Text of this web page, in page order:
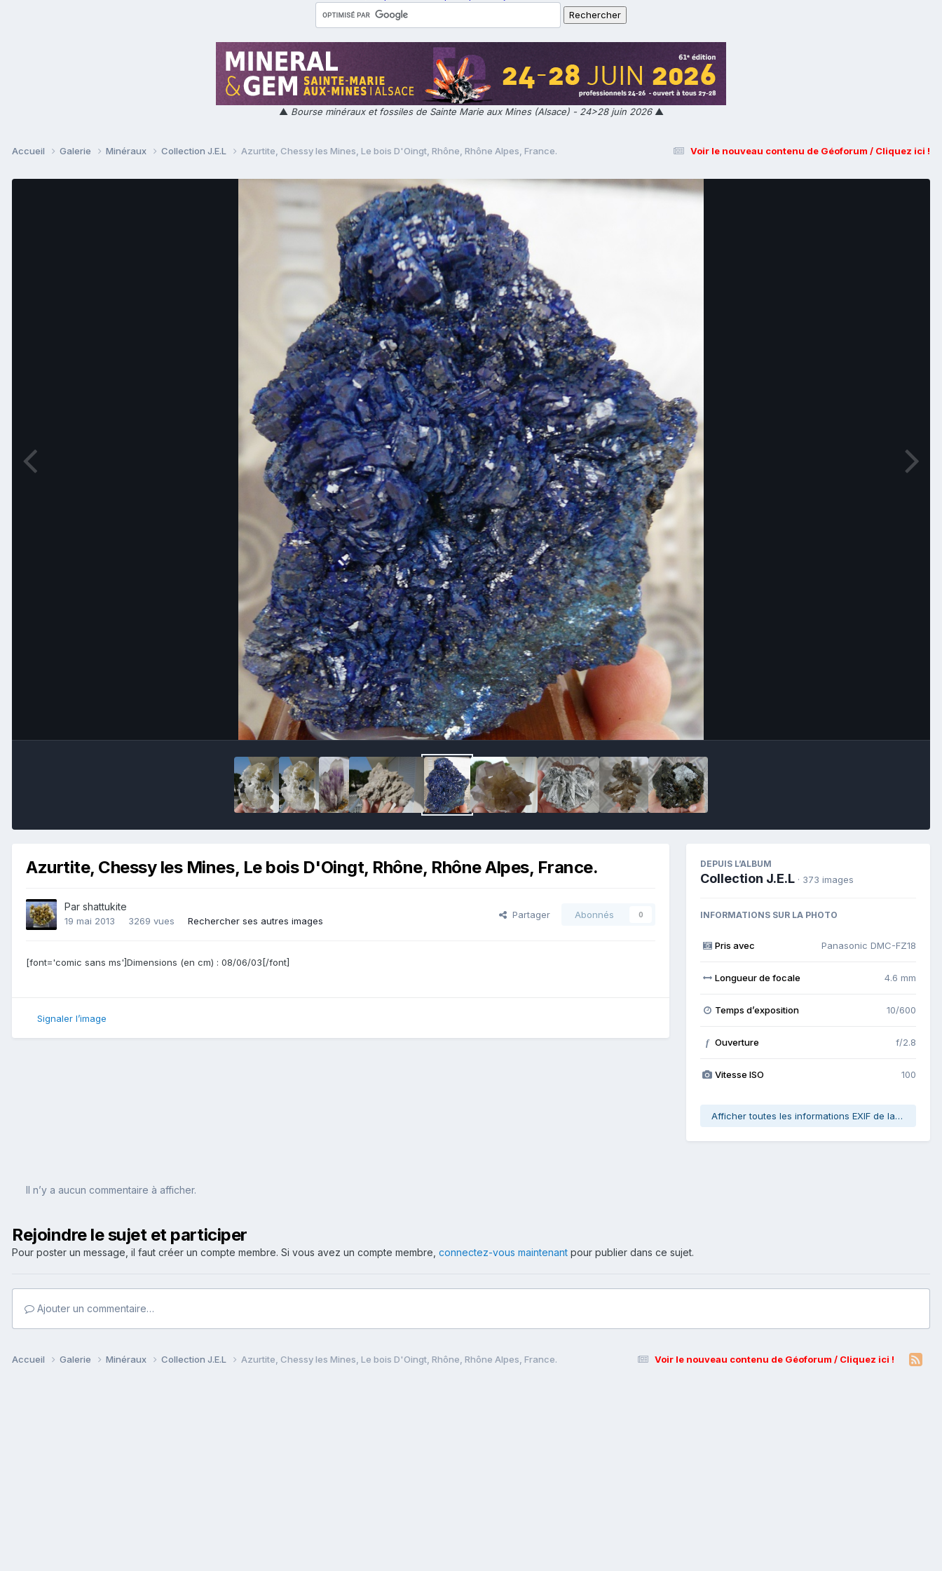
▲ Bourse minéraux et fossiles de Sainte Marie aux Mines (Alsace) - 24>28 juin 2026▲
Voir le nouveau contenu de Géoforum / Cliquez ici !
Accueil Galerie Minéraux Collection J.E.L Azurtite, Chessy les Mines, Le bois D'Oingt, Rhône, Rhône Alpes, France.
Azurtite, Chessy les Mines, Le bois D'Oingt, Rhône, Rhône Alpes, France.
Par shattukite
19 mai 2013 3269 vues Rechercher ses autres images
Partager Abonnés 0
[font='comic sans ms']Dimensions (en cm) : 08/06/03[/font]
Signaler l’image
DEPUIS L’ALBUM
Collection J.E.L · 373 images
INFORMATIONS SUR LA PHOTO
Pris avec Panasonic DMC-FZ18
Longueur de focale 4.6 mm
Temps d’exposition 10/600
f Ouverture f/2.8
Vitesse ISO 100
Afficher toutes les informations EXIF de la photo
Il n’y a aucun commentaire à afficher.
Rejoindre le sujet et participer
Pour poster un message, il faut créer un compte membre. Si vous avez un compte membre, connectez-vous maintenant pour publier dans ce sujet.
Ajouter un commentaire…
Voir le nouveau contenu de Géoforum / Cliquez ici !
Accueil Galerie Minéraux Collection J.E.L Azurtite, Chessy les Mines, Le bois D'Oingt, Rhône, Rhône Alpes, France.